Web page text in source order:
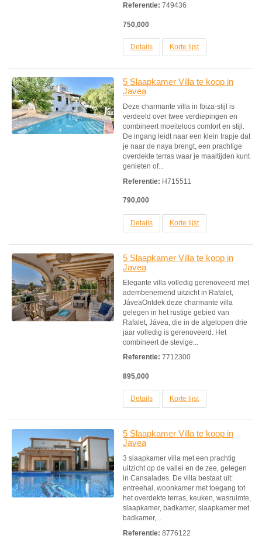
Referentie: 749436
750,000
Details Korte lijst
5 Slaapkamer Villa te koop in
Javea
Deze charmante villa in Ibiza-stijl is
verdeeld over twee verdiepingen en
combineert moeiteloos comfort en stijl.
De ingang leidt naar een klein trapje dat
je naar de naya brengt, een prachtige
overdekte terras waar je maaltijden kunt
genieten of...
Referentie: H715511
790,000
Details Korte lijst
5 Slaapkamer Villa te koop in
Javea
Elegante villa volledig gerenoveerd met
adembenemend uitzicht in Rafalet,
JáveaOntdek deze charmante villa
gelegen in het rustige gebied van
Rafalet, Jávea, die in de afgelopen drie
jaar volledig is gerenoveerd. Het
combineert de stevige...
Referentie: 7712300
895,000
Details Korte lijst
5 Slaapkamer Villa te koop in
Javea
3 slaapkamer villa met een prachtig
uitzicht op de vallei en de zee, gelegen
in Cansalades. De villa bestaat uit:
entreehal, woonkamer met toegang tot
het overdekte terras, keuken, wasruimte,
slaapkamer, badkamer, slaapkamer met
badkamer,...
Referentie: 8776122